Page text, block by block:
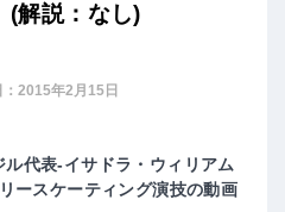
説：なし)
2015年2月15日
代表-イサドラ・ウィリアム
ースケーティング演技の動画